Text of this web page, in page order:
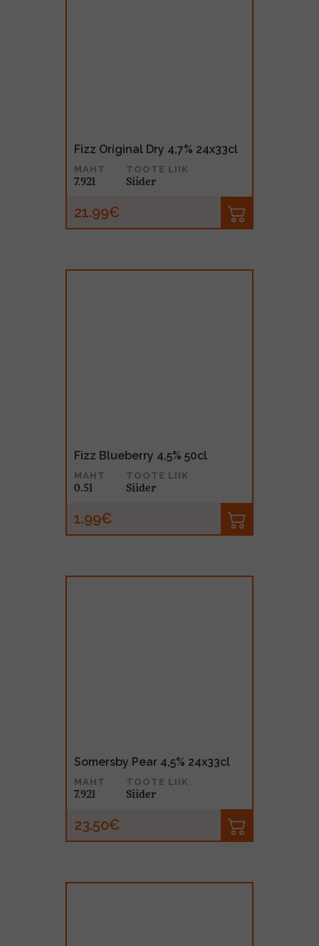
Fizz Original Dry 4,7% 24x33cl
MAHT
7.92l
TOOTE LIIK
Siider
21.99€
Fizz Blueberry 4,5% 50cl
MAHT
0.5l
TOOTE LIIK
Siider
1.99€
Somersby Pear 4,5% 24x33cl
MAHT
7.92l
TOOTE LIIK
Siider
23.50€